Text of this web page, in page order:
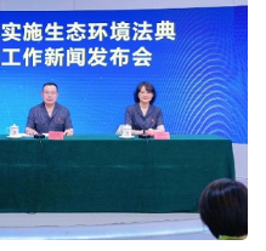
端钢材迎来密集突破
选择网络平台首发
行业运行韧性较强